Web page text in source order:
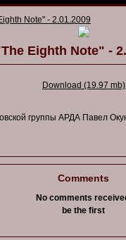
Note" - 2.01.2009
Eighth Note" -
Download (19.97 mb)
вской группы АРДА Павел
Comments
No comments
be the first